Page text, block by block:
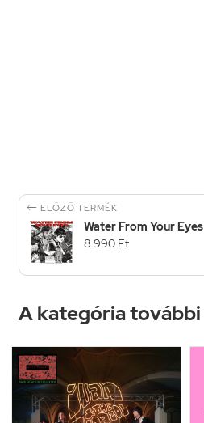
 ELŐZŐ TERMÉK
Water From Your
8 990 Ft
A kategória